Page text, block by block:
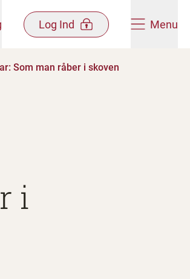
Log Ind Menu
Som man råber i skoven
i